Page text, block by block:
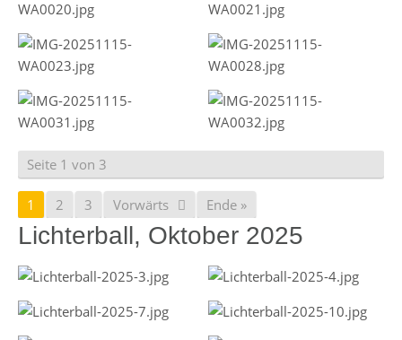
Seite 1 von 3
1 2 3 Vorwärts Ende »
Lichterball, Oktober 2025